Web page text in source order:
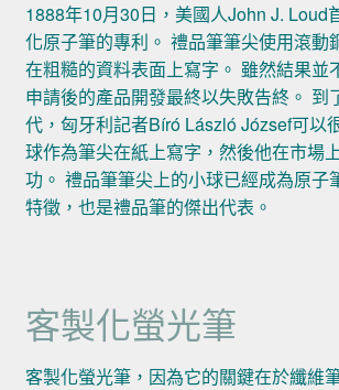
1888年10月30日，美國人John J. Loud
化原子筆的專利。 禮品筆筆尖使用滾動
在粗糙的資料表面上寫字。 雖然結果並
申請後的產品開發最終以失敗告終。 到
代，匈牙利記者Bíró László József可以
球作為筆尖在紙上寫字，然後他在市場
功。 禮品筆筆尖上的小球已經成為原子
特徵，也是禮品筆的傑出代表。
客製化螢光筆
客製化螢光筆，因為它的關鍵在於纖維